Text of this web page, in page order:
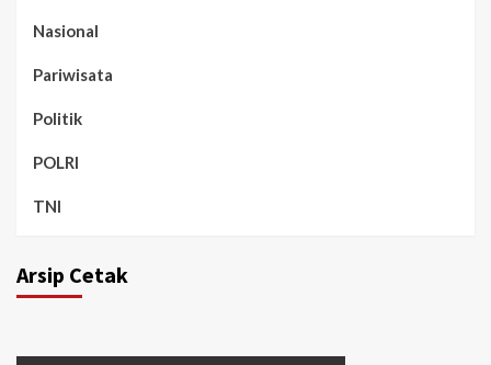
Nasional
Pariwisata
Politik
POLRI
TNI
Arsip Cetak